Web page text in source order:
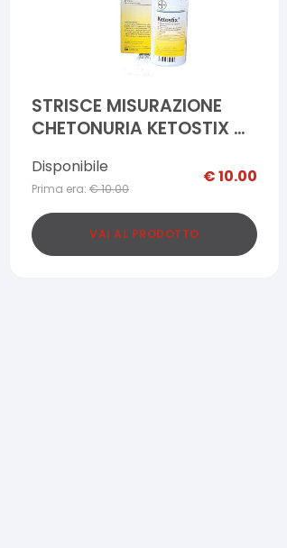
STRISCE MISURAZIONE
CHETONURIA KETOSTIX 50
Disponibile
Prima era: €10.00
€10.00
VAI AL PRODOTTO